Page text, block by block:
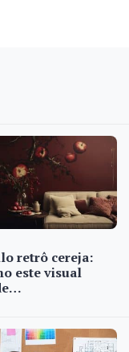
retrô cereja:
este visual